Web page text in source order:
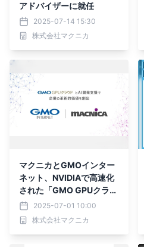
アドバイザーに就任
2025-07-14 15:30
株式会社マクニカ
マクニカとGMOインター
ネット、NVIDIAで高速化
された「GMO GPUクラウ
ド」における生成AI開発と
活用支援にて協業開始。企
業のデジタル革新と成長加
2025-07-01 10:00
株式会社マクニカ